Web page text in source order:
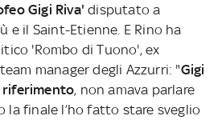
Gigi Riva'disputato a
e il Saint-Etienne. E Rino ha
'Rombo di Tuono', ex
manager degli Azzurri: "Gigi
, non amava parlare
la finale l’ho fatto stare sveglio